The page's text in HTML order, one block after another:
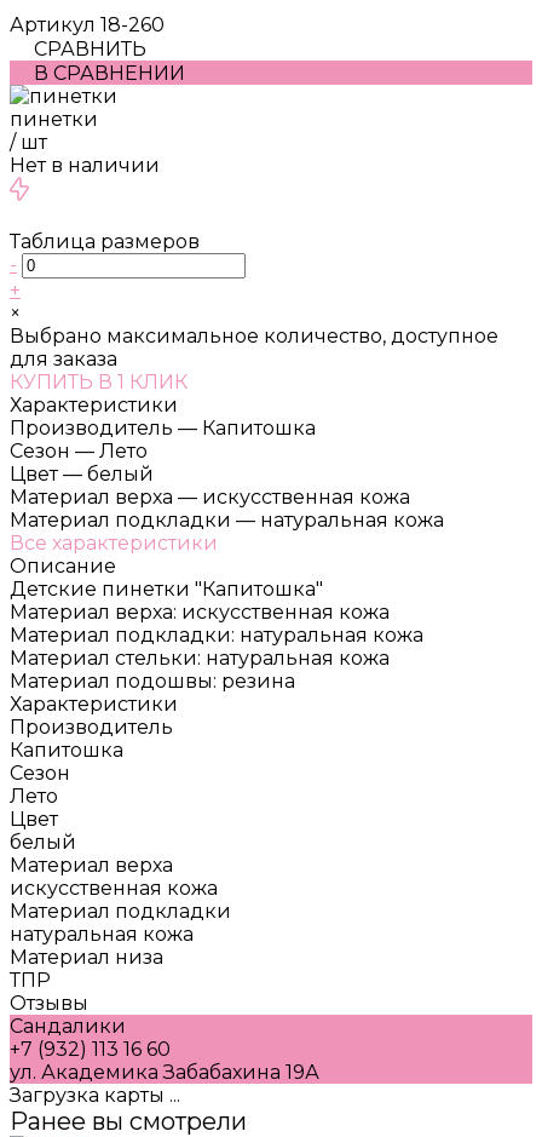
Артикул 18-260
СРАВНИТЬ
В СРАВНЕНИИ
пинетки
/ шт
Нет в наличии
Таблица размеров
-
+
×
Выбрано максимальное количество, доступное
для заказа
КУПИТЬ В 1 КЛИК
Характеристики
Производитель — Капитошка
Сезон — Лето
Цвет — белый
Материал верха — искусственная кожа
Материал подкладки — натуральная кожа
Все характеристики
Описание
Детские пинетки "Капитошка"
Материал верха: искусственная кожа
Материал подкладки: натуральная кожа
Материал стельки: натуральная кожа
Материал подошвы: резина
Характеристики
Производитель
Капитошка
Сезон
Лето
Цвет
белый
Материал верха
искусственная кожа
Материал подкладки
натуральная кожа
Материал низа
ТПР
Отзывы
Сандалики
+7 (932) 113 16 60
ул. Академика Забабахина 19А
Загрузка карты ...
Ранее вы смотрели